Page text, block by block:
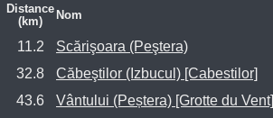
Distance
(km)
Nom
11.2 Scărişoara (Peştera)
32.8
Căbeştilor (Izbucul) [Cabestilor]
43.6
Vântului (Peștera) [Grotte du Vent]